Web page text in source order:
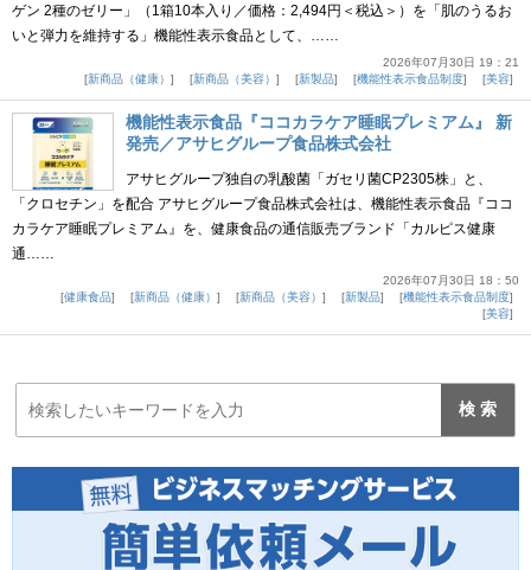
ゲン 2種のゼリー」（1箱10本入り／価格：2,494円＜税込＞）を「肌のうるお
いと弾力を維持する」機能性表示食品として、……
2026年07月30日 19：21
新商品（健康）
新商品（美容） 新製品 機能性表示食品制度 美容
機能性表示食品『ココカラケア睡眠プレミアム』 新
発売／アサヒグループ食品株式会社
アサヒグループ独自の乳酸菌「ガセリ菌CP2305株」と、
「クロセチン」を配合 アサヒグループ食品株式会社は、機能性表示食品『ココ
カラケア睡眠プレミアム』を、健康食品の通信販売ブランド「カルピス健康
通……
2026年07月30日 18：50
健康食品
新商品（健康） 新商品（美容） 新製品
機能性表示食品制度
美容